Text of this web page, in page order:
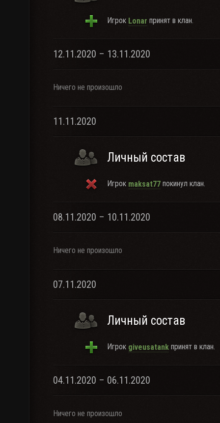
Игрок Lonar принят в клан.
12.11.2020 – 13.11.2020
Ничего не произошло
11.11.2020
Личный состав
Игрок maksat77 покинул клан.
08.11.2020 – 10.11.2020
Ничего не произошло
07.11.2020
Личный состав
Игрок giveusatank принят в клан.
04.11.2020 – 06.11.2020
Ничего не произошло